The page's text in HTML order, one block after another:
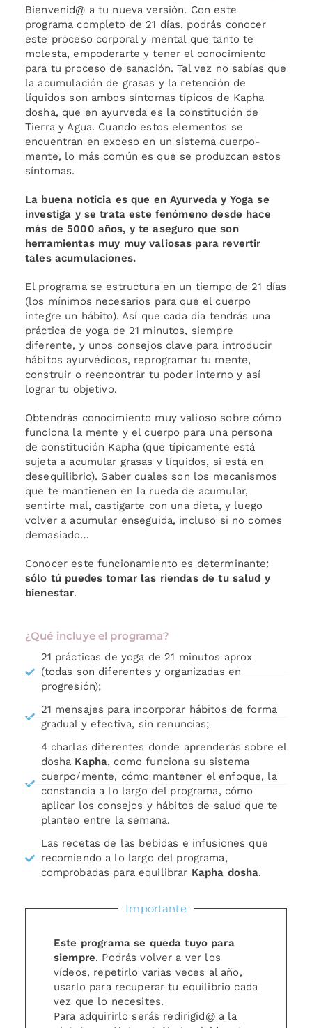
Bienvenid@ a tu nueva versión. Con este
programa completo de 21 días, podrás conocer
este proceso corporal y mental que tanto te
molesta, empoderarte y tener el conocimiento
para tu proceso de sanación. Tal vez no sabías que
la acumulación de grasas y la retención de
líquidos son ambos síntomas típicos de Kapha
dosha, que en ayurveda es la constitución de
Tierra y Agua. Cuando estos elementos se
encuentran en exceso en un sistema cuerpo-
mente, lo más común es que se produzcan estos
síntomas.
La buena noticia es que en Ayurveda y Yoga se
investiga y se trata este fenómeno desde hace
más de 5000 años, y te aseguro que son
herramientas muy muy valiosas para revertir
tales acumulaciones.
El programa se estructura en un tiempo de 21 días
(los mínimos necesarios para que el cuerpo
integre un hábito). Así que cada día tendrás una
práctica de yoga de 21 minutos, siempre
diferente, y unos consejos clave para introducir
hábitos ayurvédicos, reprogramar tu mente,
construir o reencontrar tu poder interno y así
lograr tu objetivo.
Obtendrás conocimiento muy valioso sobre cómo
funciona la mente y el cuerpo para una persona
de constitución Kapha (que típicamente está
sujeta a acumular grasas y líquidos, si está en
desequilibrio). Saber cuales son los mecanismos
que te mantienen en la rueda de acumular,
sentirte mal, castigarte con una dieta, y luego
volver a acumular enseguida, incluso si no comes
demasiado…
Conocer este funcionamiento es determinante:
sólo tú puedes tomar las riendas de tu salud y
bienestar.
¿Qué incluye el programa?
21 prácticas de yoga de 21 minutos aprox
(todas son diferentes y organizadas en
progresión);
21 mensajes para incorporar hábitos de forma
gradual y efectiva, sin renuncias;
4 charlas diferentes donde aprenderás sobre el
dosha Kapha, como funciona su sistema
cuerpo/mente, cómo mantener el enfoque, la
constancia a lo largo del programa, cómo
aplicar los consejos y hábitos de salud que te
planteo entre la semana.
Las recetas de las bebidas e infusiones que
recomiendo a lo largo del programa,
comprobadas para equilibrar Kapha dosha.
Importante
Este programa se queda tuyo para
siempre. Podrás volver a ver los
vídeos, repetirlo varias veces al año,
usarlo para recuperar tu equilibrio cada
vez que lo necesites.
Para adquirirlo serás redirigid@ a la